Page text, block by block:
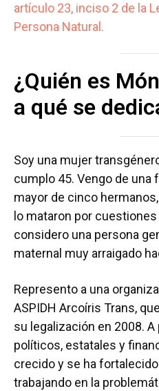
artículo 23, inciso 2 de la
Persona Natural.
¿Quién es
a qué se
Soy una mujer
cumplo 45. Vengo de una
mayor de cinco
lo mataron por
considero una persona
maternal muy arraigado
Represento a una
ASPIDH Arcoíris Trans,
su legalización en 2008.
políticos, estatales y
crecido y se ha
trabajando en la